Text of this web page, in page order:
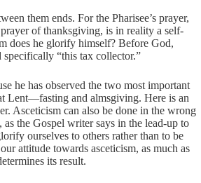
them ends. For the Pharisee’s prayer,
of thanksgiving, is in reality a self-
does he glorify himself? Before God,
specifically “this tax collector.”
he has observed the two most important
Lent—fasting and almsgiving. Here is an
Asceticism can also be done in the wrong
the Gospel writer says in the lead-up to
ourselves to others rather than to be
attitude towards asceticism, as much as
its result.